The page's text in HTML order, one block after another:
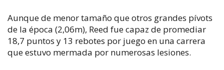
Aunque de menor tamaño que otros grandes pívots
de la época (2,06m), Reed fue capaz de promediar
18,7 puntos y 13 rebotes por juego en una carrera
que estuvo mermada por numerosas lesiones.